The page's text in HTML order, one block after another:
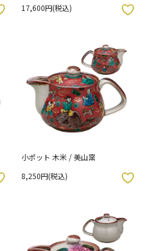
17,600円(税込)
お気に入りボタン
小ポット 木米 / 美山窯
8,250円(税込)
お気に入りボタン